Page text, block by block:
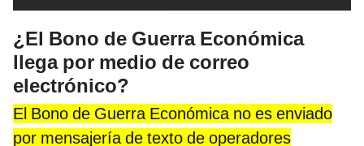
¿El Bono de Guerra Económica
llega por medio de correo
electrónico?
El Bono de Guerra Económica no es enviado
por mensajería de texto de operadores